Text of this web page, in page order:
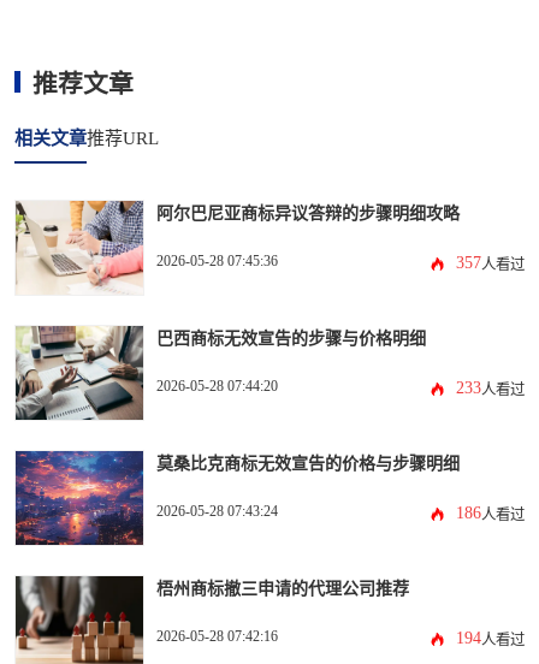
推荐文章
相关文章推荐URL
阿尔巴尼亚商标异议答辩的步骤明细攻略
2026-05-28 07:45:36 357人看过
巴西商标无效宣告的步骤与价格明细
2026-05-28 07:44:20 233人看过
莫桑比克商标无效宣告的价格与步骤明细
2026-05-28 07:43:24 186人看过
梧州商标撤三申请的代理公司推荐
2026-05-28 07:42:16 194人看过